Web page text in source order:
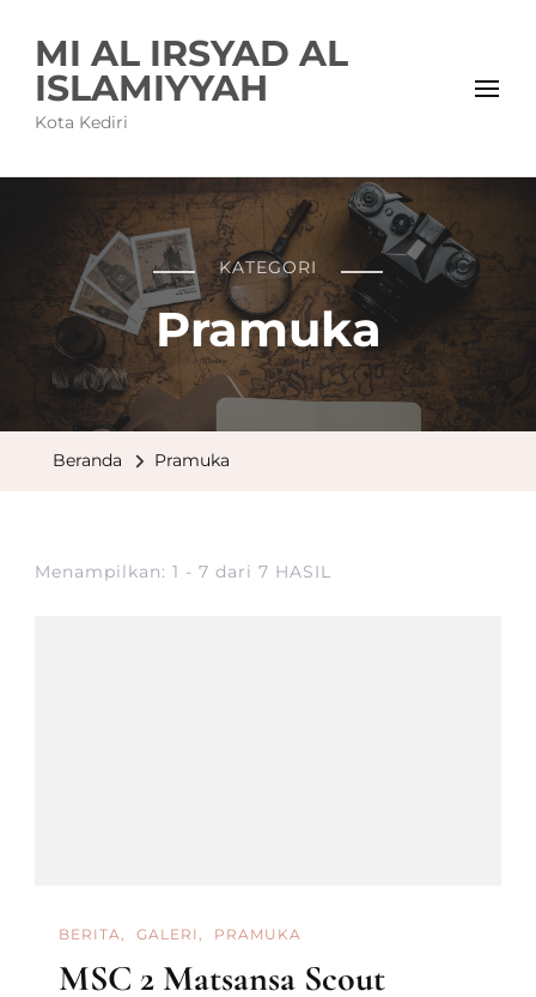
MI AL IRSYAD AL
ISLAMIYYAH
Kota Kediri
KATEGORI
Pramuka
Beranda Pramuka
Menampilkan: 1 - 7 dari 7 HASIL
BERITA GALERI PRAMUKA
MSC 2 Matsansa Scout